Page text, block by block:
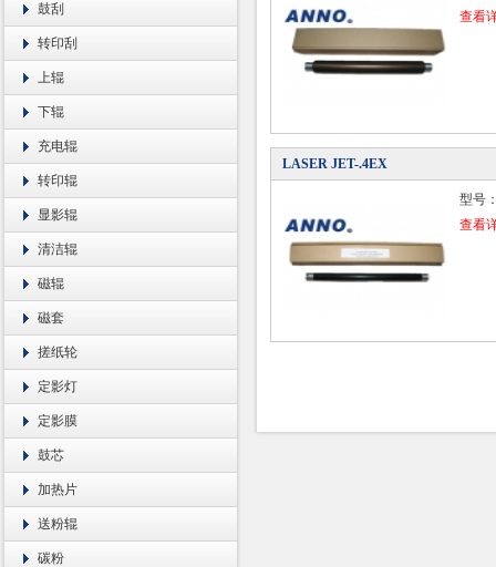
鼓刮
转印刮
上辊
下辊
充电辊
转印辊
显影辊
清洁辊
磁辊
磁套
搓纸轮
定影灯
定影膜
鼓芯
加热片
送粉辊
碳粉
查看
LASER JET-.4EX
型号
查看